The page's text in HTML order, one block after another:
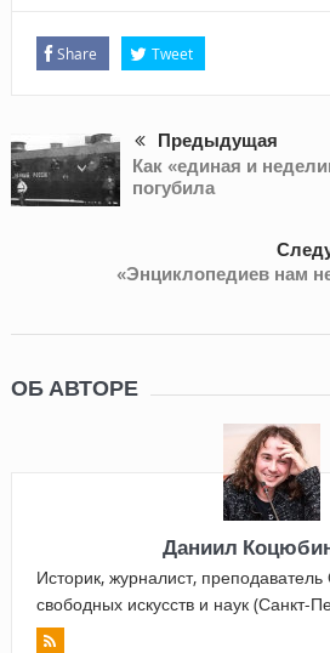
Share Tweet
Предыдущая
Как «единая и
погубила
«Энциклопедиев нам
ОБ АВТОРЕ
Даниил
Историк, журналист,
свободных искусств и наук (Санкт-